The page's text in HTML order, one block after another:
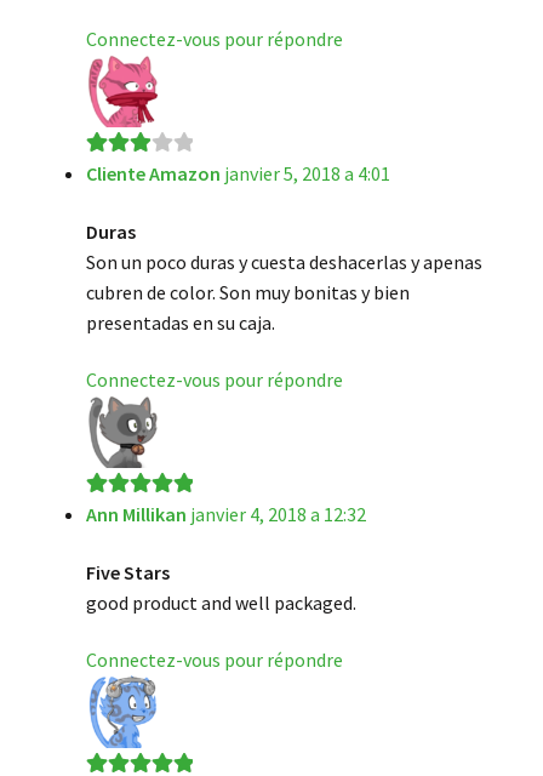
Connectez-vous pour répondre
Note3
Cliente Amazon janvier 5, 2018 a 4:01
Duras
Son un poco duras y cuesta deshacerlas y apenas
cubren de color. Son muy bonitas y bien
presentadas en su caja.
Connectez-vous pour répondre
Note5sur 5
Ann Millikan janvier 4, 2018 a 12:32
Five Stars
good product and well packaged.
Connectez-vous pour répondre